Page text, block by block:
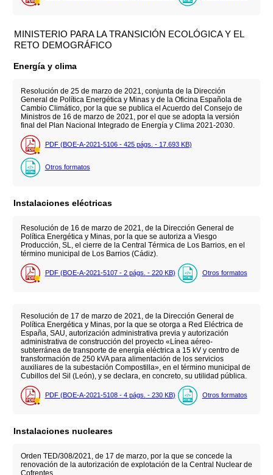
MINISTERIO PARA LA TRANSICIÓN ECOLÓGICA Y EL
RETO DEMOGRÁFICO
Energía y clima
Resolución de 25 de marzo de 2021, conjunta de la Dirección
General de Política Energética y Minas y de la Oficina Española de
Cambio Climático, por la que se publica el Acuerdo del Consejo de
Ministros de 16 de marzo de 2021, por el que se adopta la versión
final del Plan Nacional Integrado de Energía y Clima 2021-2030.
PDF (BOE-A-2021-5106 - 425 págs. - 17.693 KB)
Otros formatos
Instalaciones eléctricas
Resolución de 16 de marzo de 2021, de la Dirección General de
Política Energética y Minas, por la que se autoriza a Viesgo
Producción, SL, el cierre de la Central Térmica de Los Barrios, en el
término municipal de Los Barrios (Cádiz).
PDF (BOE-A-2021-5107 - 2 págs. - 220 KB) Otros formatos
Resolución de 17 de marzo de 2021, de la Dirección General de
Política Energética y Minas, por la que se otorga a Red Eléctrica de
España, SAU, autorización administrativa previa y autorización
administrativa de construcción del proyecto «Línea aéreo-
subterránea de transporte de energía eléctrica a 15 kV y centro de
transformación de 250 kVA para alimentación de los servicios
auxiliares de la subestación Compostilla», en el término municipal de
Cubillos del Sil (León), y se declara, en concreto, su utilidad pública.
PDF (BOE-A-2021-5108 - 4 págs. - 230 KB) Otros formatos
Instalaciones nucleares
Orden TED/308/2021, de 17 de marzo, por la que se concede la
renovación de la autorización de explotación de la Central Nuclear de
Cofrentes.